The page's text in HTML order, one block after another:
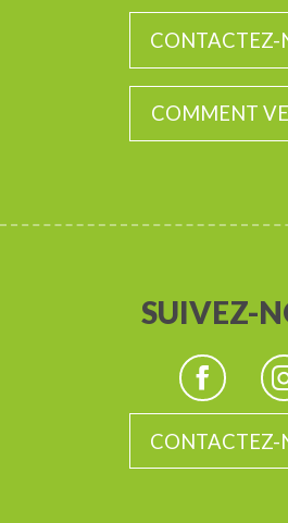
CONTACTEZ-
COMMENT
SUIVEZ-
CONTACTEZ-